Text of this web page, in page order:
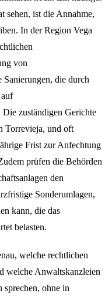
sehen, ist die Annahme,
In der Region Vega
von
Sanierungen, die durch
zuständigen Gerichte
Torrevieja, und oft
Frist zur Anfechtung
prüfen die Behörden
den
Sonderumlagen,
kann, die das
belasten.
welche rechtlichen
welche Anwaltskanzleien
sprechen, ohne in